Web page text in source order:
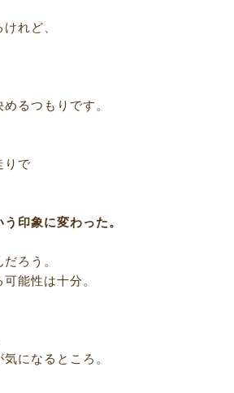
れど、
るつもりです。
りで
印象に変わった。
ろう。
能性は十分。
になるところ。